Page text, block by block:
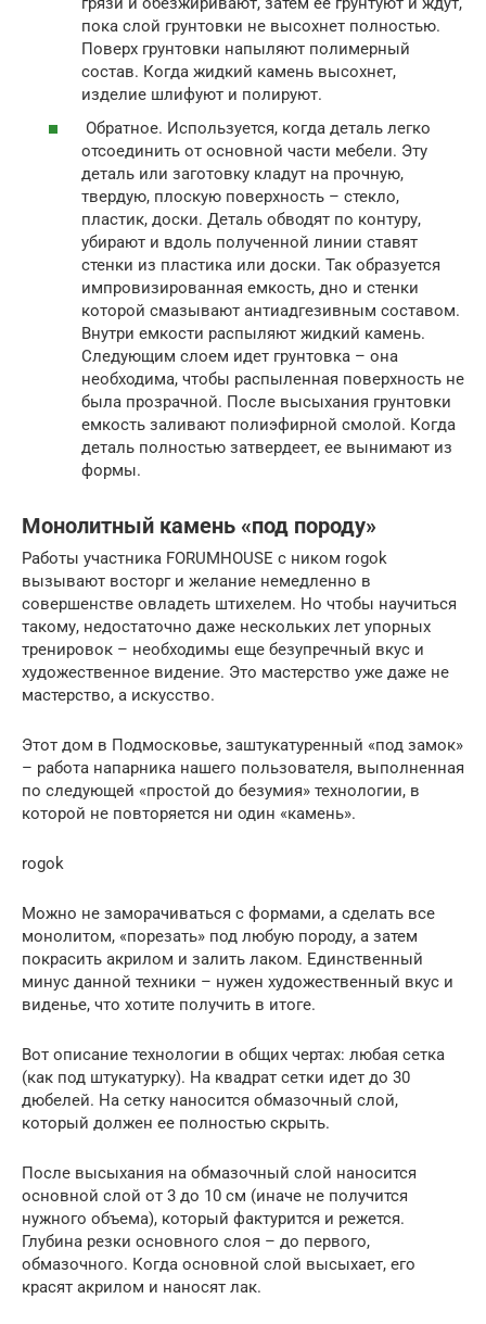
пока слой грунтовки не высохнет полностью.
Поверх грунтовки напыляют полимерный
состав. Когда жидкий камень высохнет,
изделие шлифуют и полируют.
Обратное. Используется, когда деталь легко
отсоединить от основной части мебели. Эту
деталь или заготовку кладут на прочную,
твердую, плоскую поверхность – стекло,
пластик, доски. Деталь обводят по контуру,
убирают и вдоль полученной линии ставят
стенки из пластика или доски. Так образуется
импровизированная емкость, дно и стенки
которой смазывают антиадгезивным составом.
Внутри емкости распыляют жидкий камень.
Следующим слоем идет грунтовка – она
необходима, чтобы распыленная поверхность не
была прозрачной. После высыхания грунтовки
емкость заливают полиэфирной смолой. Когда
деталь полностью затвердеет, ее вынимают из
формы.
Монолитный камень «под породу»
Работы участника FORUMHOUSE с ником rogok
вызывают восторг и желание немедленно в
совершенстве овладеть штихелем. Но чтобы научиться
такому, недостаточно даже нескольких лет упорных
тренировок – необходимы еще безупречный вкус и
художественное видение. Это мастерство уже даже не
мастерство, а искусство.
Этот дом в Подмосковье, заштукатуренный «под замок»
– работа напарника нашего пользователя, выполненная
по следующей «простой до безумия» технологии, в
которой не повторяется ни один «камень».
rogok
Можно не заморачиваться с формами, а сделать все
монолитом, «порезать» под любую породу, а затем
покрасить акрилом и залить лаком. Единственный
минус данной техники – нужен художественный вкус и
виденье, что хотите получить в итоге.
Вот описание технологии в общих чертах: любая сетка
(как под штукатурку). На квадрат сетки идет до 30
дюбелей. На сетку наносится обмазочный слой,
который должен ее полностью скрыть.
После высыхания на обмазочный слой наносится
основной слой от 3 до 10 см (иначе не получится
нужного объема), который фактурится и режется.
Глубина резки основного слоя – до первого,
обмазочного. Когда основной слой высыхает, его
красят акрилом и наносят лак.